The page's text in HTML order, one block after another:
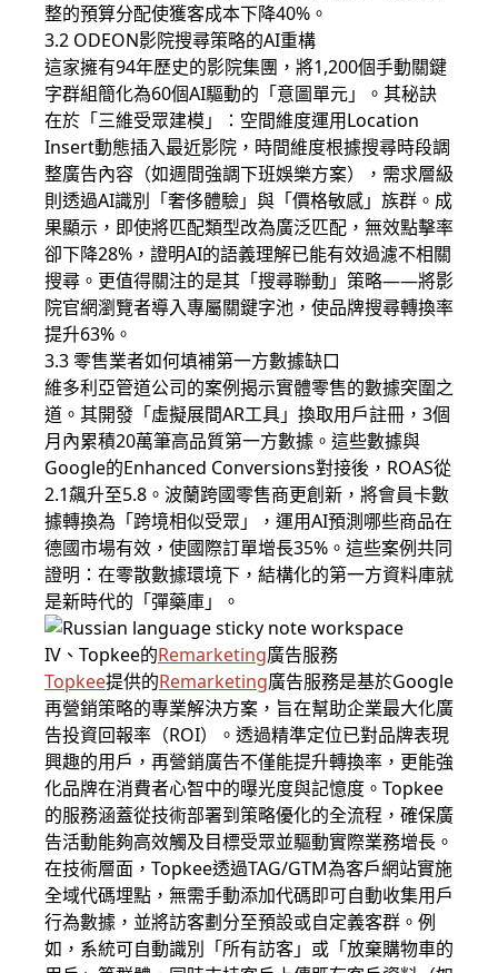
整的預算分配使獲客成本下降40%。
3.2 ODEON影院搜尋策略的AI重構
這家擁有94年歷史的影院集團，將1,200個手動關鍵
字群組簡化為60個AI驅動的「意圖單元」。其秘訣
在於「三維受眾建模」：空間維度運用Location
Insert動態插入最近影院，時間維度根據搜尋時段調
整廣告內容（如週間強調下班娛樂方案），需求層級
則透過AI識別「奢侈體驗」與「價格敏感」族群。成
果顯示，即使將匹配類型改為廣泛匹配，無效點擊率
卻下降28%，證明AI的語義理解已能有效過濾不相關
搜尋。更值得關注的是其「搜尋聯動」策略——將影
院官網瀏覽者導入專屬關鍵字池，使品牌搜尋轉換率
提升63%。
3.3 零售業者如何填補第一方數據缺口
維多利亞管道公司的案例揭示實體零售的數據突圍之
道。其開發「虛擬展間AR工具」換取用戶註冊，3個
月內累積20萬筆高品質第一方數據。這些數據與
Google的Enhanced Conversions對接後，ROAS從
2.1飆升至5.8。波蘭跨國零售商更創新，將會員卡數
據轉換為「跨境相似受眾」，運用AI預測哪些商品在
德國市場有效，使國際訂單增長35%。這些案例共同
證明：在零散數據環境下，結構化的第一方資料庫就
是新時代的「彈藥庫」。
IV、Topkee的Remarketing廣告服務
Topkee提供的Remarketing廣告服務是基於Google
再營銷策略的專業解決方案，旨在幫助企業最大化廣
告投資回報率（ROI）。透過精準定位已對品牌表現
興趣的用戶，再營銷廣告不僅能提升轉換率，更能強
化品牌在消費者心智中的曝光度與記憶度。Topkee
的服務涵蓋從技術部署到策略優化的全流程，確保廣
告活動能夠高效觸及目標受眾並驅動實際業務增長。
在技術層面，Topkee透過TAG/GTM為客戶網站實施
全域代碼埋點，無需手動添加代碼即可自動收集用戶
行為數據，並將訪客劃分至預設或自定義客群。例
如，系統可自動識別「所有訪客」或「放棄購物車的